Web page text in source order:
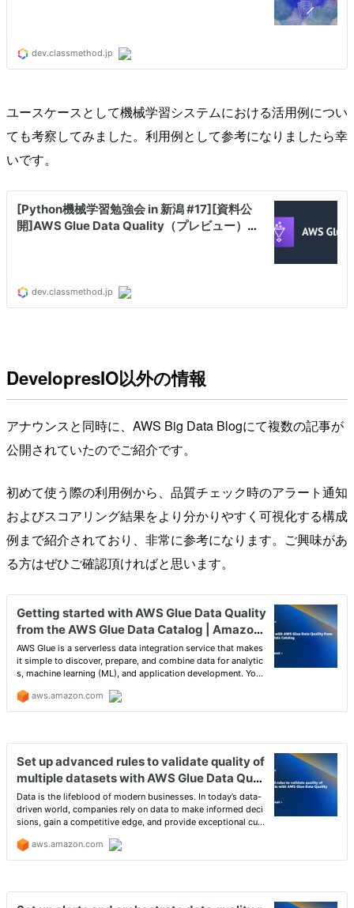
ユースケースとして機械学習システムにおける活用例につい
ても考察してみました。利用例として参考になりましたら幸
いです。
DevelopresIO以外の情報
アナウンスと同時に、AWS Big Data Blogにて複数の記事が
公開されていたのでご紹介です。
初めて使う際の利用例から、品質チェック時のアラート通知
およびスコアリング結果をより分かりやすく可視化する構成
例まで紹介されており、非常に参考になります。ご興味があ
る方はぜひご確認頂ければと思います。